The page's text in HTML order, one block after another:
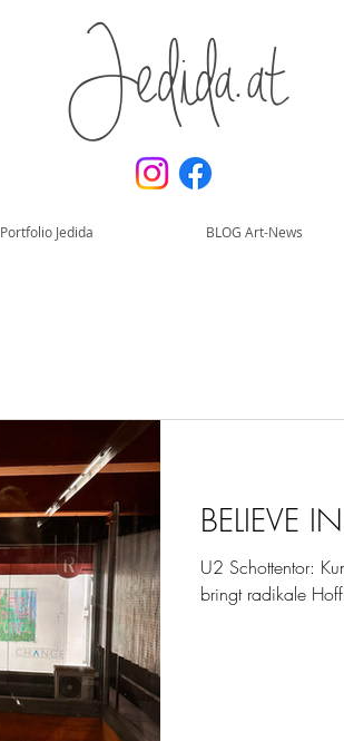
Jedida.at
Portfolio Jedida BLOG Art-News
BELIEVE
U2 Schottentor:
bringt radikale